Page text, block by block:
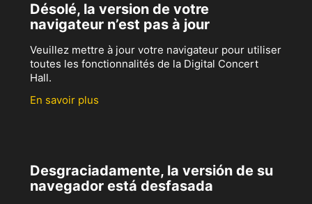
Désolé, la version de votre
navigateur n’est pas à jour
Veuillez mettre à jour votre navigateur pour utiliser
toutes les fonctionnalités de la Digital Concert
Hall.
En savoir plus
Desgraciadamente, la versión de su
navegador está desfasada